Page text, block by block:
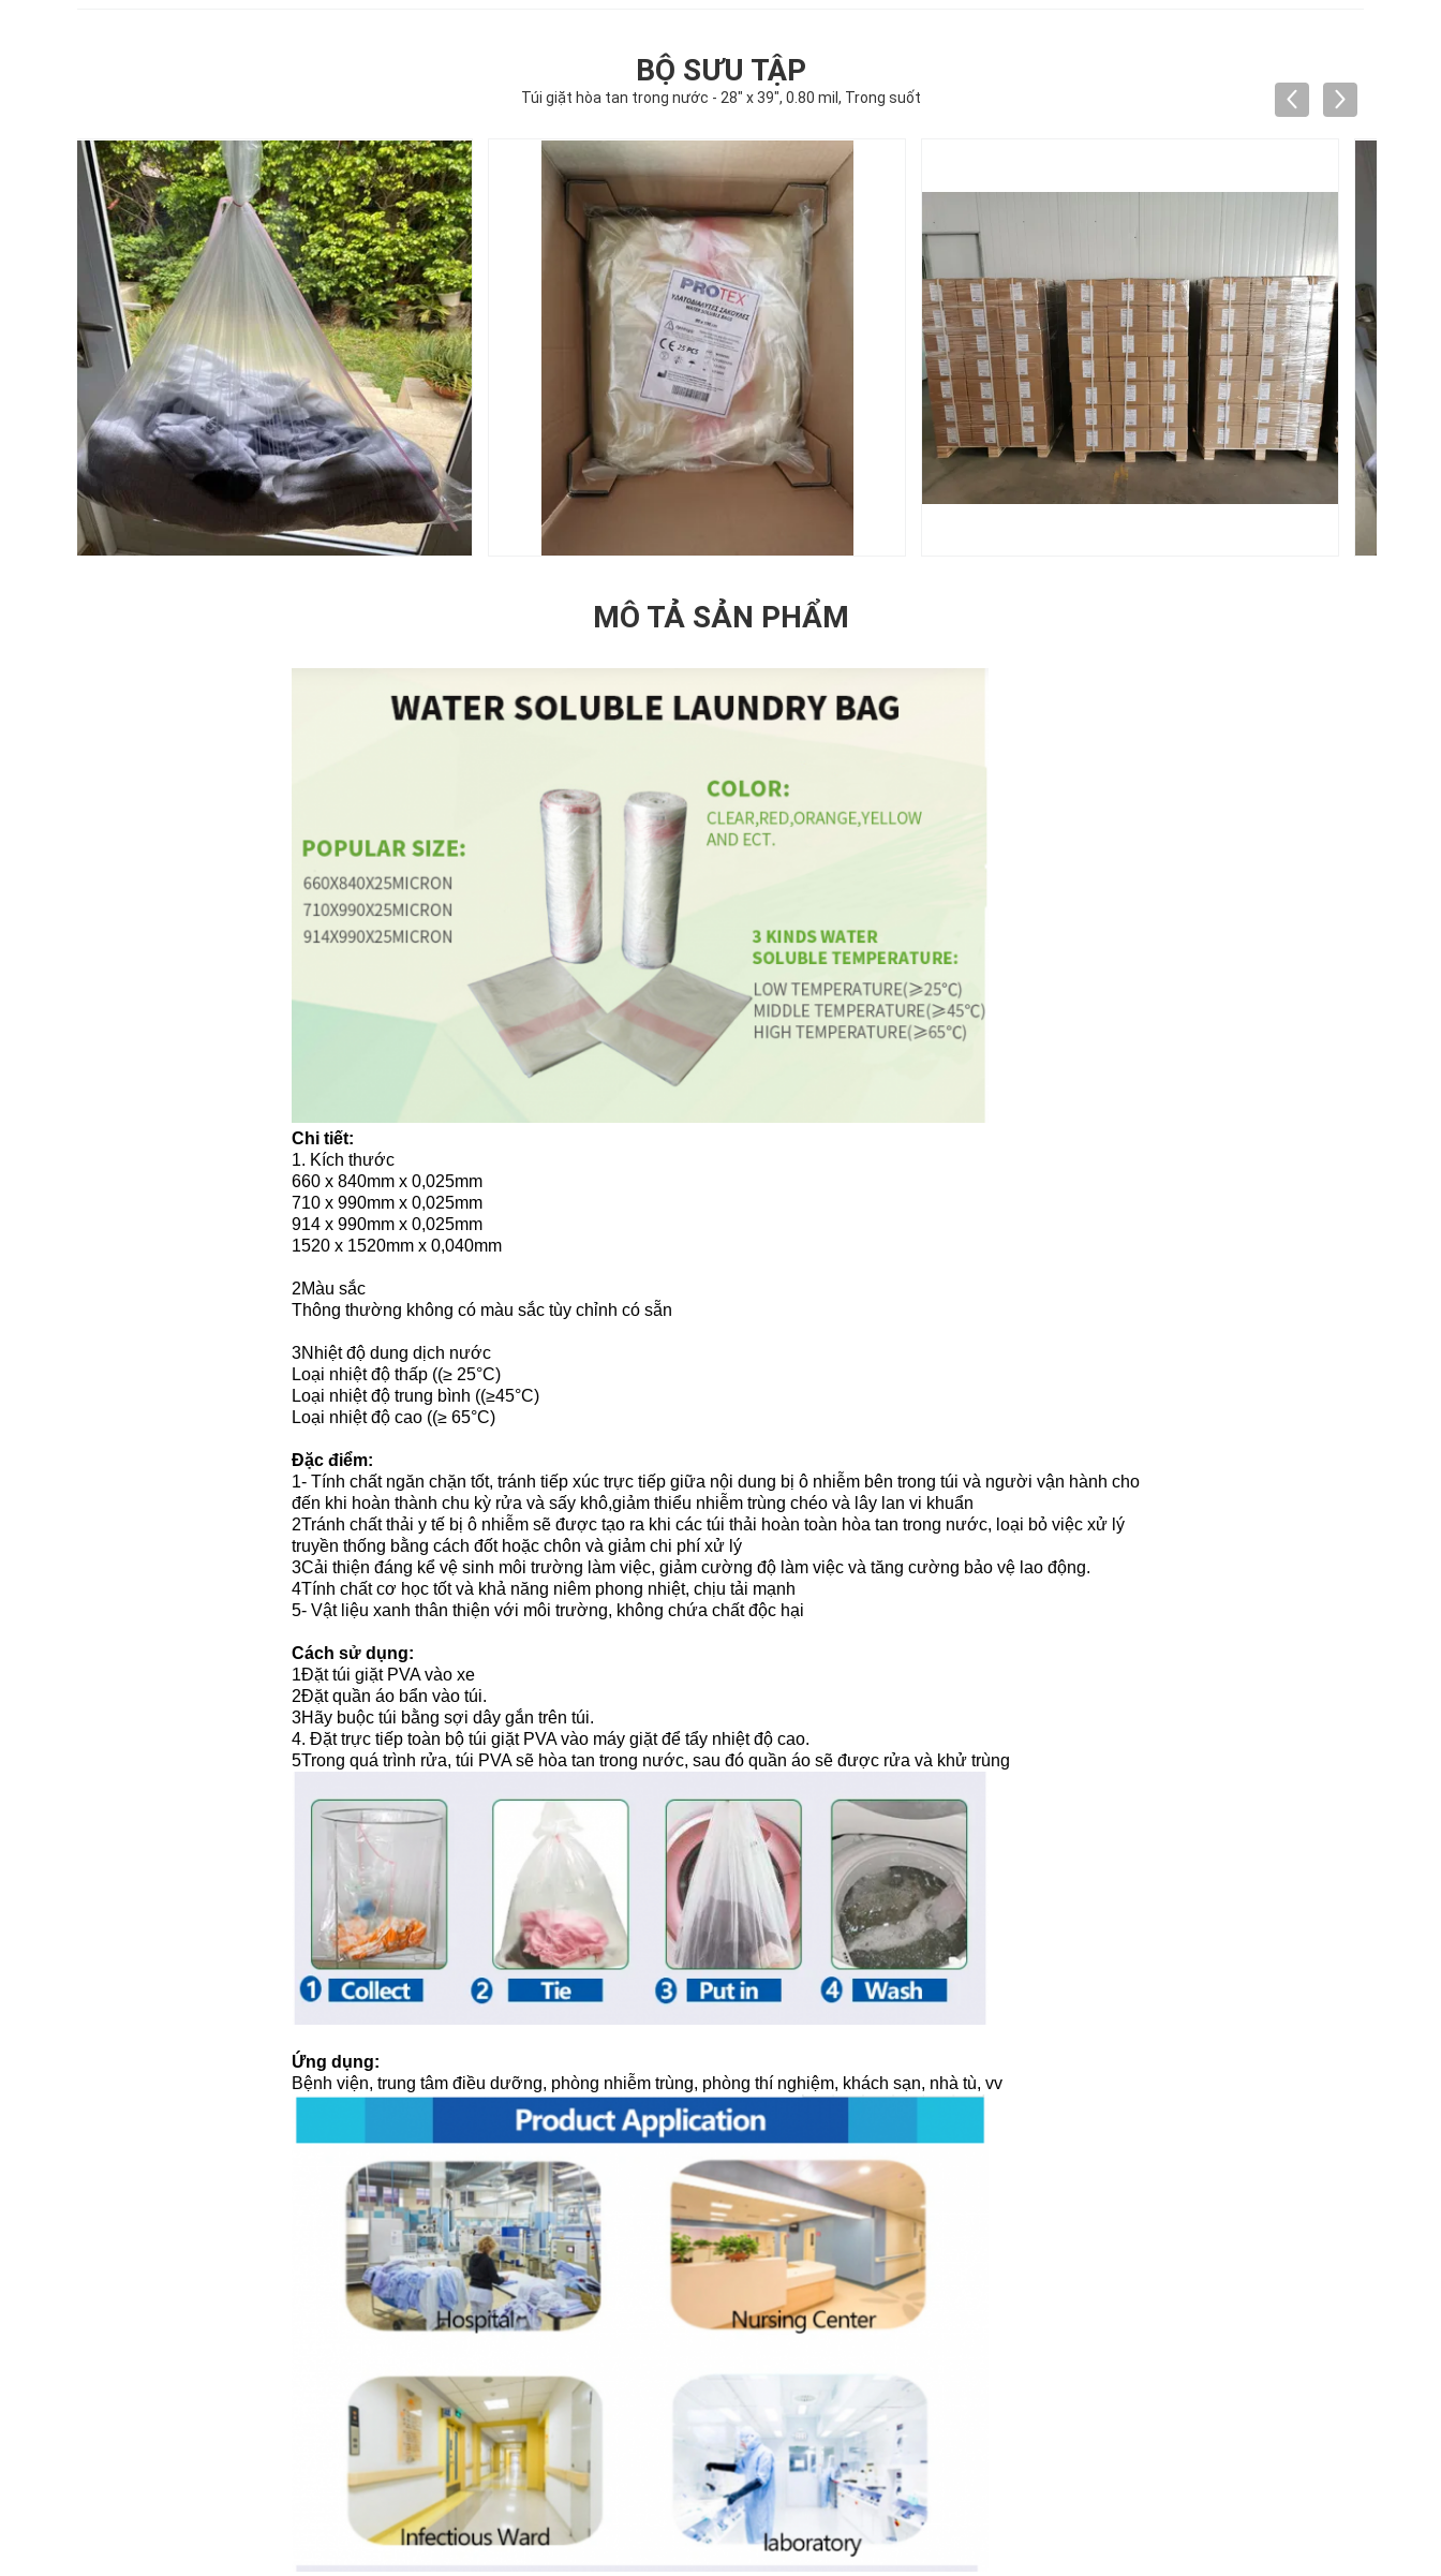
BỘ SƯU TẬP
Túi giặt hòa tan trong nước - 28" x 39", 0.80 mil, Trong suốt
MÔ TẢ SẢN PHẨM
Chi tiết:
1. Kích thước
660 x 840mm x 0,025mm
710 x 990mm x 0,025mm
914 x 990mm x 0,025mm
1520 x 1520mm x 0,040mm
2Màu sắc
Thông thường không có màu sắc tùy chỉnh có sẵn
3Nhiệt độ dung dịch nước
Loại nhiệt độ thấp ((≥ 25°C)
Loại nhiệt độ trung bình ((≥45°C)
Loại nhiệt độ cao ((≥ 65°C)
Đặc điểm:
1- Tính chất ngăn chặn tốt, tránh tiếp xúc trực tiếp giữa nội dung bị ô nhiễm bên trong túi và người vận hành cho
đến khi hoàn thành chu kỳ rửa và sấy khô,giảm thiểu nhiễm trùng chéo và lây lan vi khuẩn
2Tránh chất thải y tế bị ô nhiễm sẽ được tạo ra khi các túi thải hoàn toàn hòa tan trong nước, loại bỏ việc xử lý
truyền thống bằng cách đốt hoặc chôn và giảm chi phí xử lý
3Cải thiện đáng kể vệ sinh môi trường làm việc, giảm cường độ làm việc và tăng cường bảo vệ lao động.
4Tính chất cơ học tốt và khả năng niêm phong nhiệt, chịu tải mạnh
5- Vật liệu xanh thân thiện với môi trường, không chứa chất độc hại
Cách sử dụng:
1Đặt túi giặt PVA vào xe
2Đặt quần áo bẩn vào túi.
3Hãy buộc túi bằng sợi dây gắn trên túi.
4. Đặt trực tiếp toàn bộ túi giặt PVA vào máy giặt để tẩy nhiệt độ cao.
5Trong quá trình rửa, túi PVA sẽ hòa tan trong nước, sau đó quần áo sẽ được rửa và khử trùng
Ứng dụng:
Bệnh viện, trung tâm điều dưỡng, phòng nhiễm trùng, phòng thí nghiệm, khách sạn, nhà tù, vv